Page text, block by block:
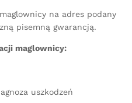
na adres podany
pisemną gwarancją.
maglownicy:
uszkodzeń